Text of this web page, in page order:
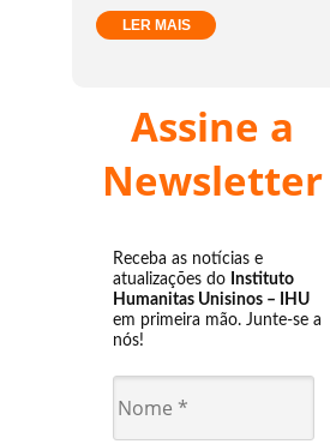
LER MAIS
Assine a
Newsletter
Receba as notícias e
atualizações do Instituto
Humanitas Unisinos – IHU
em primeira mão. Junte-se a
nós!